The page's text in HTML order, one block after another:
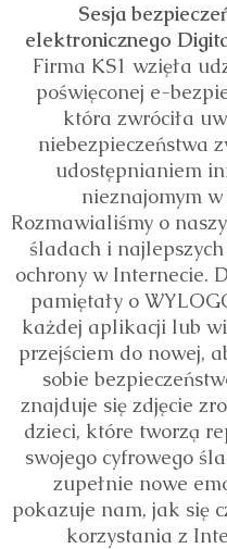
Sesja
elektronicznego
Firma KS1 wzięła
poświęconej e-
która zwróciła
niebezpieczeństwa
udostępnianiem
nieznajomym w
Rozmawialiśmy o
śladach i najlepszych
ochrony w Internecie.
pamiętały o
każdej aplikacji lub
przejściem do nowej,
sobie
znajduje się zdjęcie
dzieci, które tworzą
swojego cyfrowego
zupełnie nowe
pokazuje nam, jak się
korzystania z